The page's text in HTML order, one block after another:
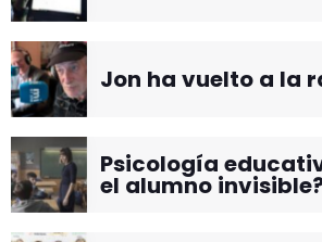
Jon ha vuelto a la
Psicología
el alumno invisible?